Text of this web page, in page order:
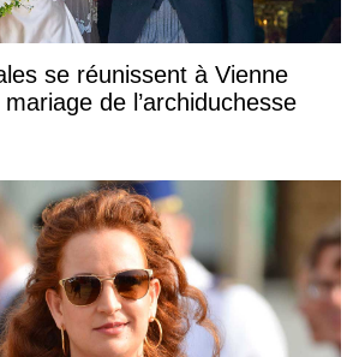
se réunissent à Vienne
de l’archiduchesse